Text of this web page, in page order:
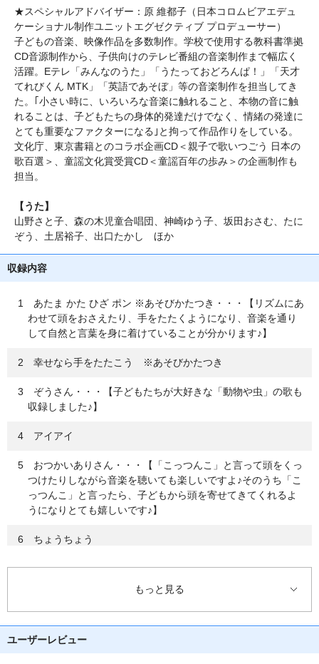
★スペシャルアドバイザー：原 維都子（日本コロムビアエデュ
ケーショナル制作ユニットエグゼクティブ プロデューサー）
子どもの音楽、映像作品を多数制作。学校で使用する教科書準拠
CD音源制作から、子供向けのテレビ番組の音楽制作まで幅広く
活躍。Eテレ「みんなのうた」「うたっておどろんぱ！」「天才
てれびくん MTK」「英語であそぼ」等の音楽制作を担当してき
た。｢小さい時に、いろいろな音楽に触れること、本物の音に触
れることは、子どもたちの身体的発達だけでなく、情緒の発達に
とても重要なファクターになる｣と拘って作品作りをしている。
文化庁、東京書籍とのコラボ企画CD＜親子で歌いつごう 日本の
歌百選＞、童謡文化賞受賞CD＜童謡百年の歩み＞の企画制作も
担当。
【うた】
山野さと子、森の木児童合唱団、神崎ゆう子、坂田おさむ、たに
ぞう、土居裕子、出口たかし ほか
収録内容
1 あたま かた ひざ ポン ※あそびかたつき・・・【リズムにあ
わせて頭をおさえたり、手をたたくようになり、音楽を通り
して自然と言葉を身に着けていることが分かります♪】
2 幸せなら手をたたこう ※あそびかたつき
3 ぞうさん・・・【子どもたちが大好きな「動物や虫」の歌も
収録しました♪】
4 アイアイ
5 おつかいありさん・・・【「こっつんこ」と言って頭をくっ
つけたりしながら音楽を聴いても楽しいですよ♪そのうち「こ
っつんこ」と言ったら、子どもから頭を寄せてきてくれるよ
うになりとても嬉しいです♪】
6 ちょうちょう
7 チューリップ
9 春が来た・・・【季節を感じてほしい楽曲もたくさん収録し
ました♪】
もっと見る
ユーザーレビュー